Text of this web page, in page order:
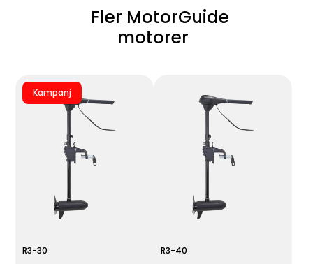
Fler MotorGuide
motorer
Kampanj
R3-30 R3-40